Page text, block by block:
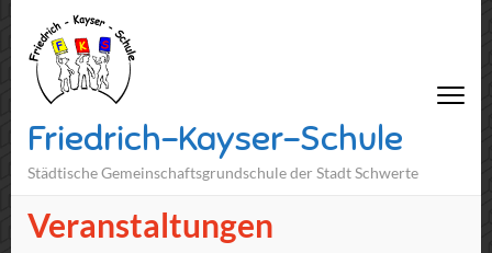
Friedrich-Kayser-Schule
Städtische Gemeinschaftsgrundschule der Stadt Schwerte
Veranstaltungen